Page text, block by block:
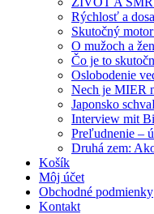
Rýchlosť a
Skutočný
O mužoch a
Čo je to
Oslobodenie
Nech je MIER
Japonsko
Interview mit
Preľudnenie –
Druhá zem:
Košík
Môj účet
Obchodné podmienky
Kontakt